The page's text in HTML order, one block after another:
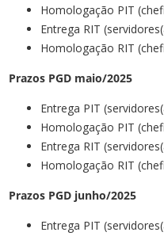
Homologação PIT
Entrega RIT
Homologação RIT
Prazos PGD maio/2025
Entrega PIT
Homologação PIT
Entrega RIT
Homologação RIT
Prazos PGD junho/2025
Entrega PIT